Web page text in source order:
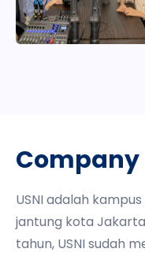
Company
USNI adalah
jantung kota
tahun, USNI sudah